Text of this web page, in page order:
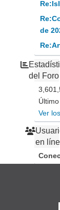
de
del Foro
Ver
en